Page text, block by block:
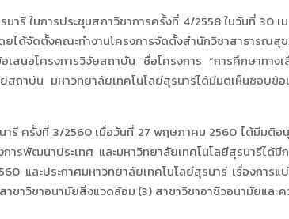
นการประชุมสภาวิชาการครั้งที่ 4/2558 ในวันที่ 30 เม
ได้จัดตั้งคณะทำงานโครงการจัดตั้งสำนักวิชาสาธารณ
อโครงการวิจัยสถาบัน ชื่อโครงการ “การศึกษาทางเ
สถาบัน มหาวิทยาลัยเทคโนโลยีสุรนารีได้มีมติเห็นชอบ
ครั้งที่ 3/2560 เมื่อวันที่ 27 พฤษภาคม 2560 ได้มีมติอ
ารพัฒนาประเทศ และมหาวิทยาลัยเทคโนโลยีสุรนารีไ
และประกาศมหาวิทยาลัยเทคโนโลยีสุรนารี เรื่องกา
าวิชาอนามัยสิ่งแวดล้อม (3) สาขาวิชาอาชีวอนามัยและ